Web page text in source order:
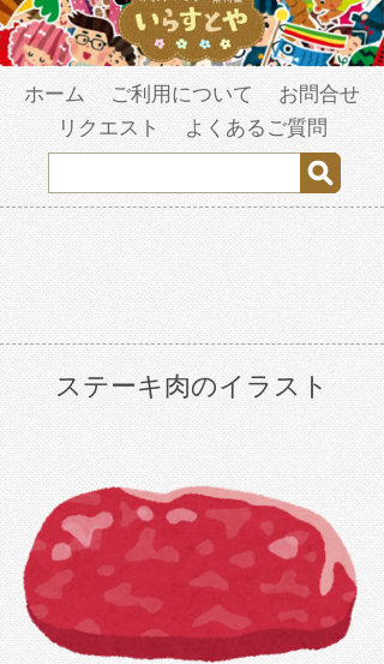
ホーム ご利用について
お問合せ
リクエスト
よくあるご質問
ステーキ肉のイラスト